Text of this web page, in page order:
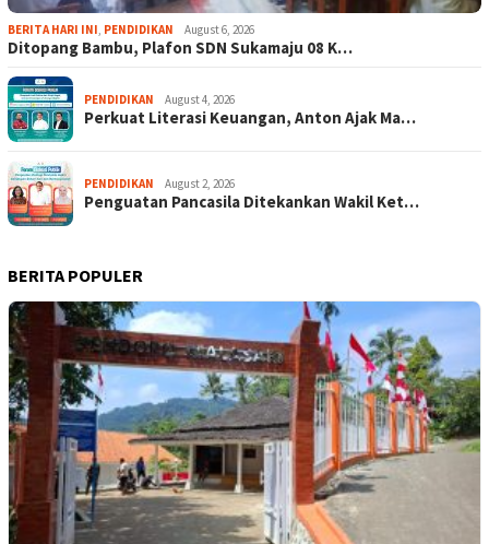
BERITA HARI INI, PENDIDIKAN August 6, 2026
Ditopang Bambu, Plafon SDN Sukamaju 08 K…
PENDIDIKAN August 4, 2026
Perkuat Literasi Keuangan, Anton Ajak Ma…
PENDIDIKAN August 2, 2026
Penguatan Pancasila Ditekankan Wakil Ket…
BERITA POPULER